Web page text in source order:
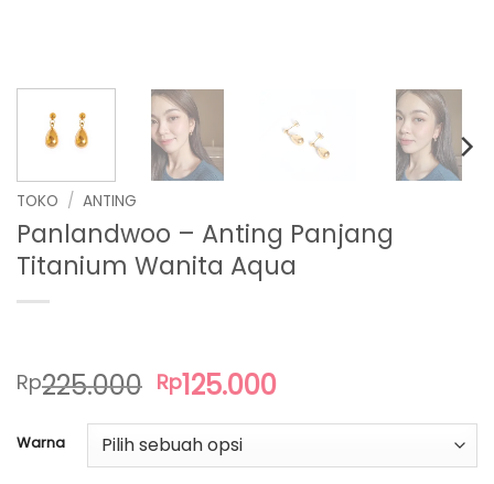
TOKO / ANTING
Panlandwoo – Anting Panjang
Titanium Wanita Aqua
Rp225.000 Harga
adalah:
Rp225.000.
Rp125.000Harga
adalah:
Warna